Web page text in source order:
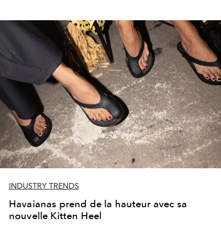
INDUSTRY TRENDS
Havaianas prend de la hauteur avec sa
nouvelle Kitten Heel